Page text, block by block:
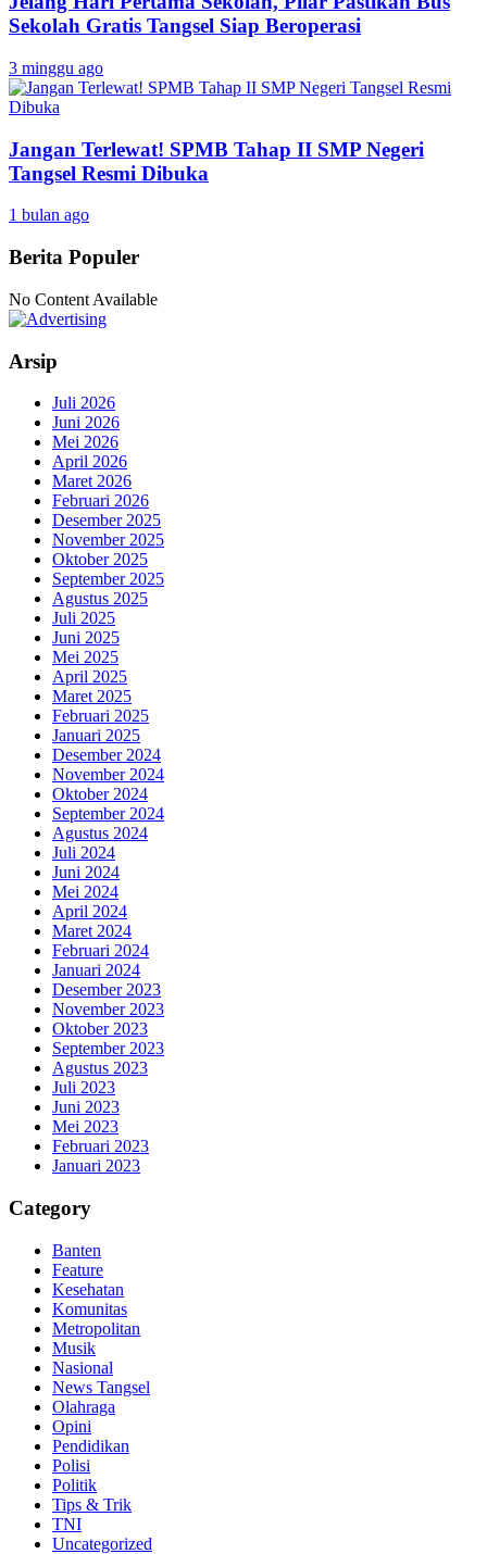
Sekolah Gratis Tangsel Siap Beroperasi
3 minggu ago
Jangan Terlewat! SPMB Tahap II SMP Negeri
Tangsel Resmi Dibuka
1 bulan ago
Berita Populer
No Content Available
Arsip
Juli 2026
Juni 2026
Mei 2026
April 2026
Maret 2026
Februari 2026
Desember 2025
November 2025
Oktober 2025
September 2025
Agustus 2025
Juli 2025
Juni 2025
Mei 2025
April 2025
Maret 2025
Februari 2025
Januari 2025
Desember 2024
November 2024
Oktober 2024
September 2024
Agustus 2024
Juli 2024
Juni 2024
Mei 2024
April 2024
Maret 2024
Februari 2024
Januari 2024
Desember 2023
November 2023
Oktober 2023
September 2023
Agustus 2023
Juli 2023
Juni 2023
Mei 2023
Februari 2023
Januari 2023
Category
Banten
Feature
Kesehatan
Komunitas
Metropolitan
Musik
Nasional
News Tangsel
Olahraga
Opini
Pendidikan
Polisi
Politik
Tips & Trik
TNI
Uncategorized